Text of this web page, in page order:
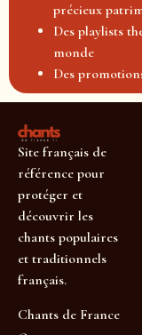
précieux
Des playlists
monde
Des
Site français de
référence pour
protéger et
découvrir les
chants populaires
et traditionnels
français.
Chants de France